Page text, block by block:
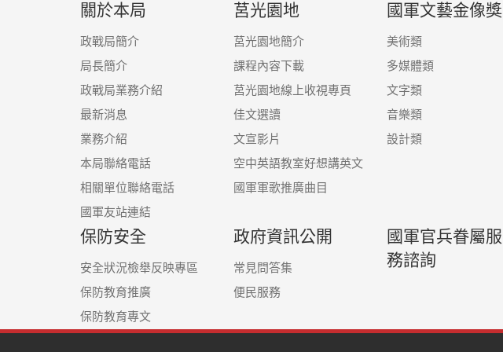
關於本局
政戰局簡介
局長簡介
政戰局業務介紹
最新消息
業務介紹
本局聯絡電話
相關單位聯絡電話
國軍友站連結
莒光園地
莒光園地簡介
課程內容下載
莒光園地線上收視專頁
佳文選讀
文宣影片
空中英語教室好想講英文
國軍軍歌推廣曲目
國軍文藝金像獎
美術類
多媒體類
文字類
音樂類
設計類
保防安全
安全狀況檢舉反映專區
保防教育推廣
保防教育專文
政府資訊公開
常見問答集
便民服務
國軍官兵眷屬服
務諮詢